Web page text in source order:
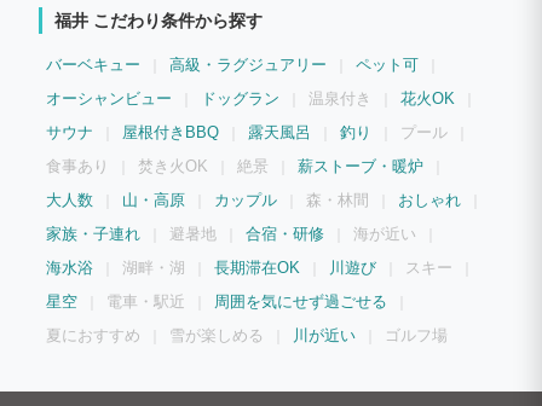
福井 こだわり条件から探す
バーベキュー 高級・ラグジュアリー
ペット可
オーシャンビュー
ドッグラン 温泉付き
花火OK
サウナ
屋根付きBBQ 露天風呂 釣り
プール
食事あり
焚き火OK 絶景
薪ストーブ・暖炉
大人数
山・高原 カップル 森・林間
おしゃれ
家族・子連れ
避暑地 合宿・研修
海が近い
海水浴
湖畔・湖 長期滞在OK 川遊び
スキー
星空
電車・駅近
周囲を気にせず過ごせる
夏におすすめ
雪が楽しめる 川が近い ゴルフ場